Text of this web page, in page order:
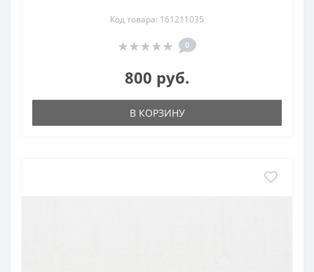
Код товара: 161211035
0
800 руб.
В КОРЗИНУ